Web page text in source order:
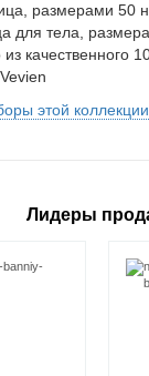
размерами 50
для тела,
качественного
этой коллекции
Лидеры